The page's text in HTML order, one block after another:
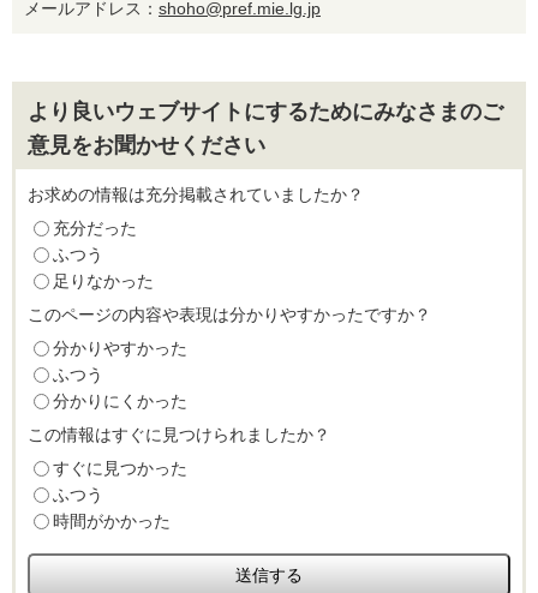
メールアドレス： shoho@pref.mie.lg.jp
より良いウェブサイトにするためにみなさまのご
意見をお聞かせください
お求めの情報は充分掲載されていましたか？
充分だった
ふつう
足りなかった
このページの内容や表現は分かりやすかったですか？
分かりやすかった
ふつう
分かりにくかった
この情報はすぐに見つけられましたか？
すぐに見つかった
ふつう
時間がかかった